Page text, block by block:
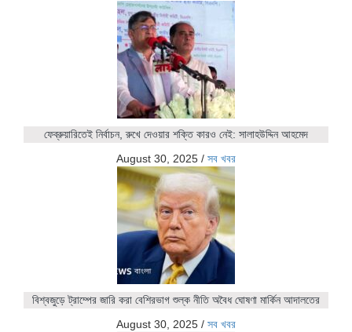
ফেব্রুয়ারিতেই নির্বাচন, রুখে দেওয়ার শক্তি কারও নেই: সালাহউদ্দিন আহমেদ
August 30, 2025 / সব খবর
বিশ্বজুড়ে ট্রাম্পের জারি করা বেশিরভাগ শুল্ক নীতি অবৈধ ঘোষণা মার্কিন আদালতের
August 30, 2025 / সব খবর